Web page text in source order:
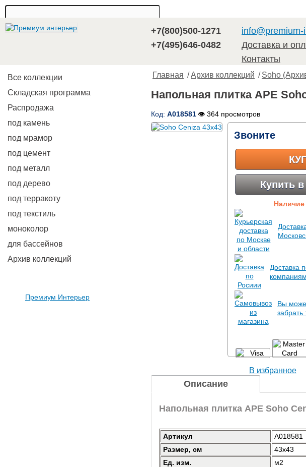
+7(800)500-1271
+7(495)646-0482
info@premium-
Доставка и
Контакты
Все коллекции
Складская программа
Распродажа
под камень
под мрамор
под цемент
под металл
под дерево
под терракоту
под текстиль
моноколор
для бассейнов
Архив коллекций
Премиум Интерьер
Главная /Архив коллекций / Soho
Напольная плитка APE
Код: A018581 👁 364 просмотров
Звоните
Купить
Наличие
Доставка
Вы
забрать
В избранное
Описание
Напольная плитка APE Soho
Артикул
A018581
Размер, см
43x43
Ед. изм.
м2